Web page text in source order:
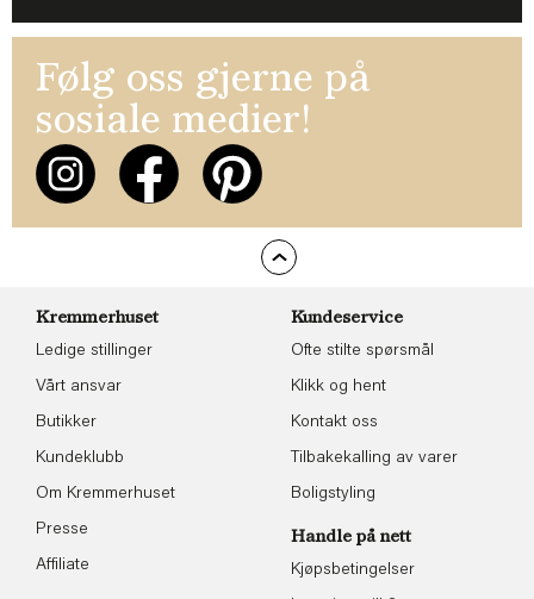
Følg oss gjerne på
sosiale medier!
Kremmerhuset
Ledige stillinger
Vårt ansvar
Butikker
Kundeklubb
Om Kremmerhuset
Presse
Affiliate
Kundeservice
Ofte stilte spørsmål
Klikk og hent
Kontakt oss
Tilbakekalling av varer
Boligstyling
Handle på nett
Kjøpsbetingelser